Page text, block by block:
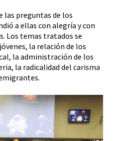
las preguntas de los
a ellas con alegría y con
Los temas tratados se
la relación de los
la administración de los
la radicalidad del carisma